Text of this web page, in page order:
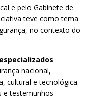
e pelo Gabinete de
teve como tema
no contexto do
nacional,
cultural e tecnológica.
e testemunhos